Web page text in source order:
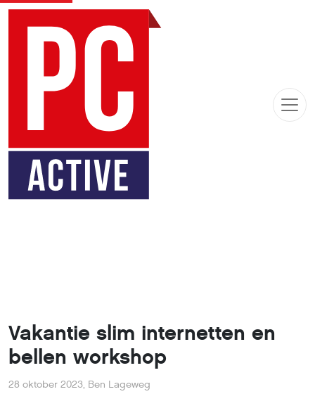
Vakantie slim internetten en
bellen workshop
28 oktober 2023, Ben Lageweg